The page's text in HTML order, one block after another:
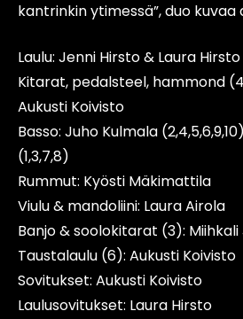
kantrinkin ytimessä”, duo kuvaa
Laulu: Jenni Hirsto & Laura Hirsto
Kitarat, pedalsteel, hammond
Aukusti Koivisto
Basso: Juho Kulmala
(1,3,7,8)
Rummut: Kyösti Mäkimattila
Viulu & mandoliini: Laura Airola
Banjo & soolokitarat (3):
Taustalaulu (6): Aukusti Koivisto
Sovitukset: Aukusti Koivisto
Laulusovitukset: Laura Hirsto